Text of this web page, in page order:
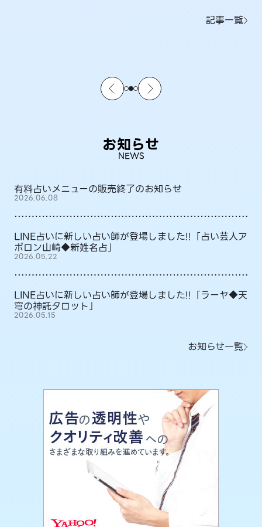
記事一覧
お知らせ
NEWS
有料占いメニューの販売終了のお知らせ
2026.06.08
LINE占いに新しい占い師が登場しました!!「占い芸人ア
ポロン山崎◆新姓名占」
2026.05.22
LINE占いに新しい占い師が登場しました!!「ラーヤ◆天
穹の神託タロット」
2026.05.15
お知らせ一覧